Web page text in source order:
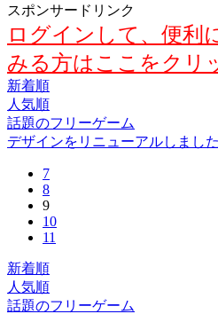
スポンサードリンク
ログインして、便利
みる方はここをクリ
新着順
人気順
話題のフリーゲーム
デザインをリニューアルしました
7
8
9
10
11
新着順
人気順
話題のフリーゲーム